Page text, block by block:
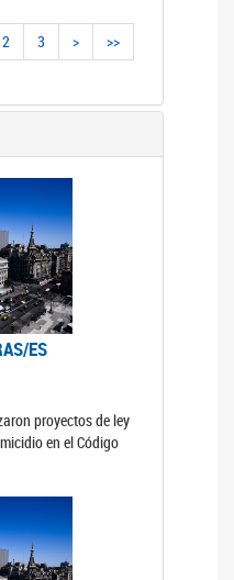
2 3 > >>
ES
proyectos de ley
en el Código